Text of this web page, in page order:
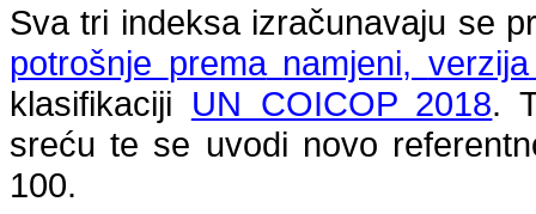
Sva tri indeksa izračunavaju se
potrošnje prema namjeni, verzija
klasifikaciji UN COICOP 2018.
sreću te se uvodi novo
100.